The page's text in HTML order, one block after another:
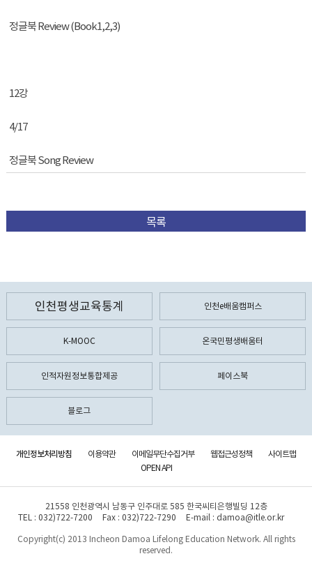
정글북 Review (Book1,2,3)
12강
4/17
정글북 Song Review
목록
인천평생교육통계 인천e배움캠퍼스
K-MOOC 온국민평생배움터
인적자원정보통합제공 페이스북
블로그
개인정보처리방침 이용약관 이메일무단수집거부 웹접근성정책
사이트맵
OPEN API
21558 인천광역시 남동구 인주대로 585 한국씨티은행빌딩 12층
TEL : 032)722-7200
Fax : 032)722-7290 E-mail : damoa@itle.or.kr
Copyright(c) 2013 Incheon Damoa Lifelong Education Network. All rights
reserved.